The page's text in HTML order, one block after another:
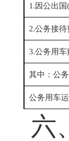
1.因公出国
2.公务接待
3.公务用
其中：公
公务用车
六、